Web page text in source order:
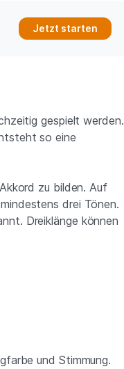
Jetzt starten
gespielt werden.
so eine
zu bilden. Auf
drei Tönen.
Dreiklänge können
und Stimmung.